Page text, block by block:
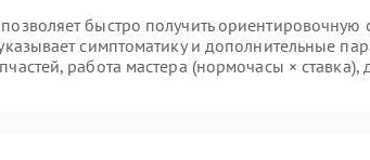
быстро получить ориентировочную
симптоматику и дополнительные
работа мастера (нормочасы ×